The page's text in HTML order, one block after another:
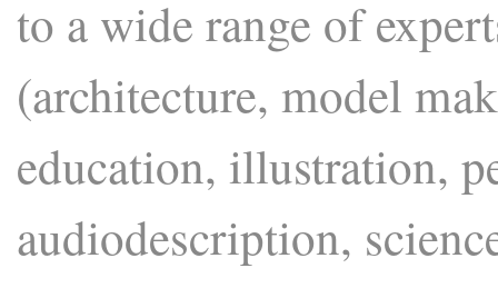
to a wide range of
(architecture, model
education, illustration,
audiodescription,